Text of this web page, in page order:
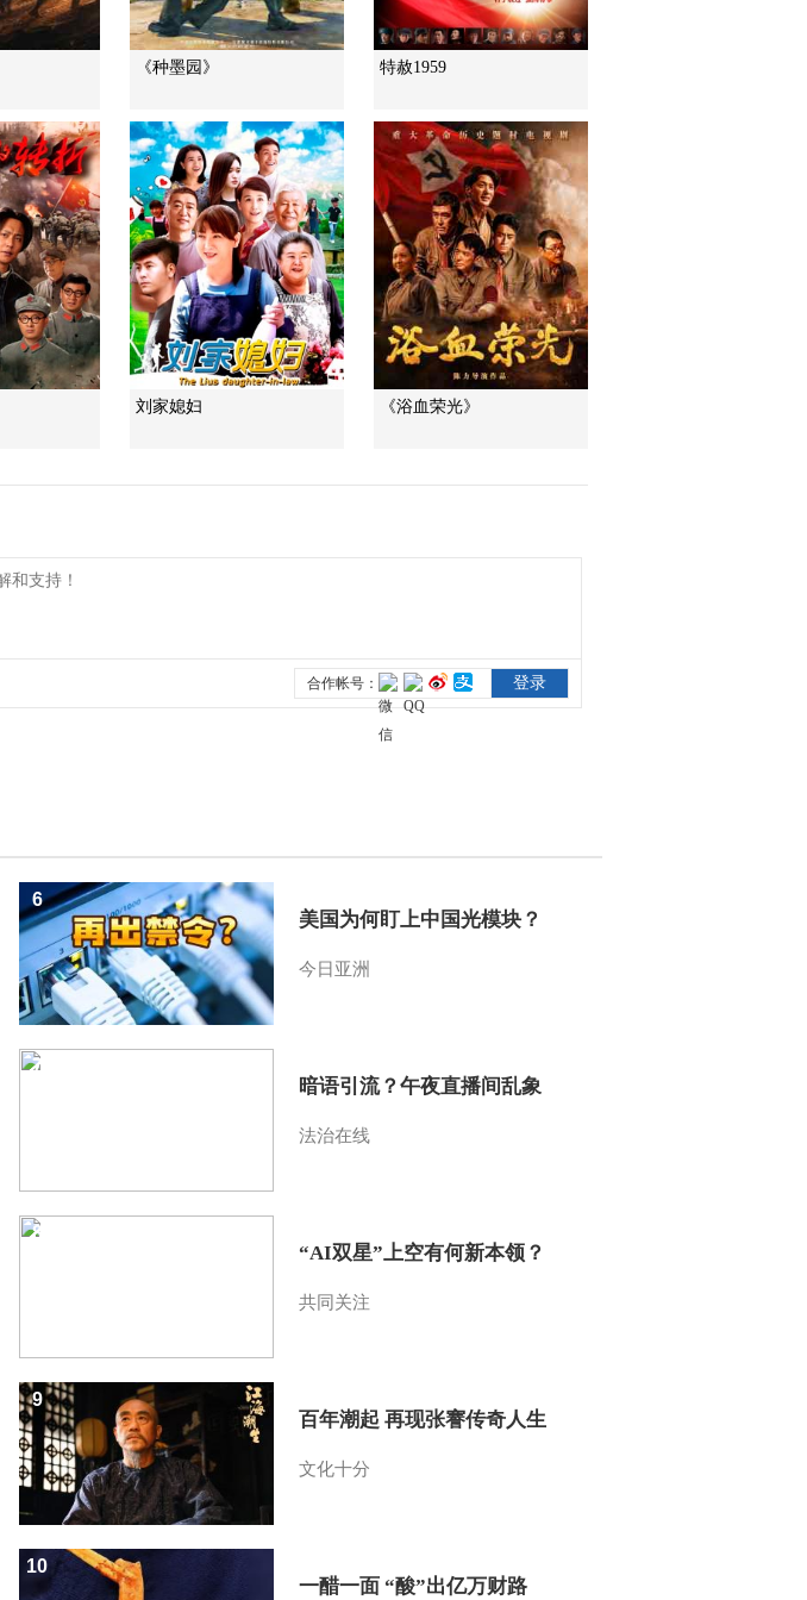
《种墨园》 特赦1959
刘家媳妇 《浴血荣光》
美国为何盯上中国光模块？
今日亚洲
6
暗语引流？午夜直播间乱象
法治在线
7
“AI双星”上空有何新本领？
共同关注
8
百年潮起 再现张謇传奇人生
文化十分
9
一醋一面 “酸”出亿万财路
10